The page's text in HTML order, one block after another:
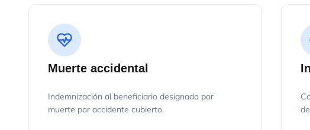
Muerte accidental
Indemnización al beneficiario designado por
muerte por accidente cubierto.